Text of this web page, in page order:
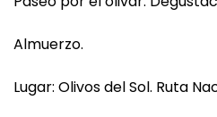
Almuerzo.
Lugar: Olivos del Sol. Ruta